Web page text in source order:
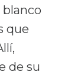
que
de su